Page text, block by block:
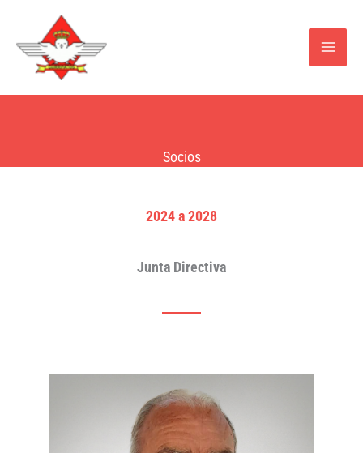
contenido
Socios
2024 a 2028
Junta Directiva